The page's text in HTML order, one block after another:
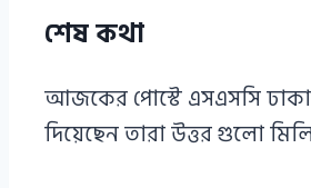
শেষ কথা
আজকের পোস্টে এসএসসি ঢাকা
দিয়েছেন তারা উত্তর গুলো